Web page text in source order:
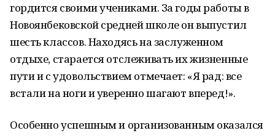
гордится своими учениками. За годы работы в
Новоянбековской средней школе он выпустил
шесть классов. Находясь на заслуженном
отдыхе, старается отслеживать их жизненные
пути и с удовольствием отмечает: «Я рад: все
встали на ноги и уверенно шагают вперед!».
Особенно успешным и организованным оказался